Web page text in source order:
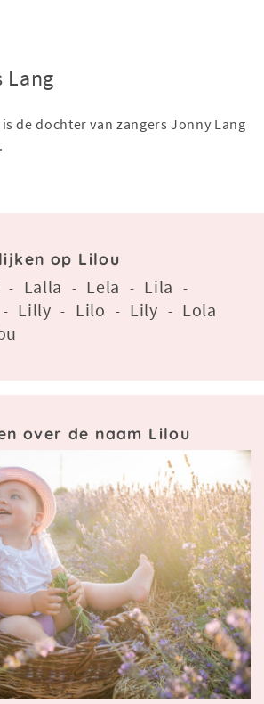
Lang
de dochter van zangers Jonny Lang
op Lilou
- Lalla - Lela - Lila -
- Lilly - Lilo - Lily - Lola
over de naam Lilou